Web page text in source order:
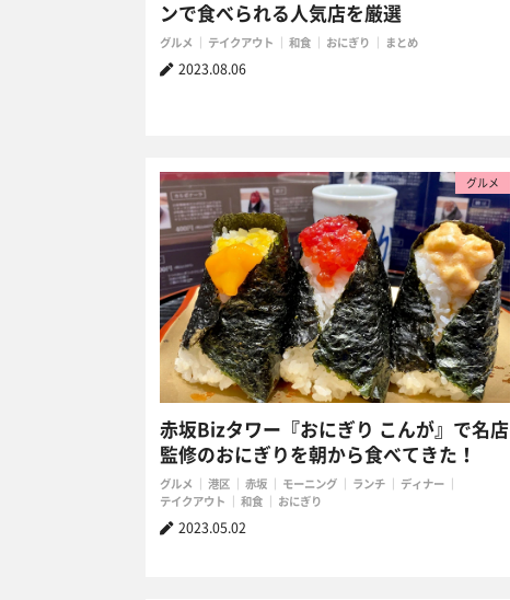
ンで食べられる人気店を厳選
グルメ テイクアウト 和食 おにぎり まとめ
2023.08.06
グルメ
赤坂Bizタワー『おにぎり こんが』で名店
監修のおにぎりを朝から食べてきた！
グルメ 港区 赤坂 モーニング ランチ
ディナー
テイクアウト
和食 おにぎり
2023.05.02